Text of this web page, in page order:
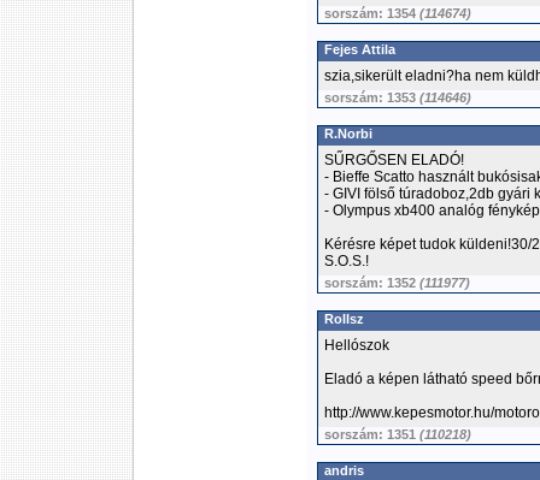
sorszám: 1354 (114674)
Fejes Attila
szia,sikerült eladni?ha nem
sorszám: 1353 (114646)
R.Norbi
SŰRGŐSEN ELADÓ!
- Bieffe Scatto használt
- GIVI fölső túradoboz,2db gyári
- Olympus xb400 analóg
Kérésre képet tudok küldeni!30/
S.O.S.!
sorszám: 1352 (111977)
Rollsz
Hellószok
Eladó a képen látható speed
http://www.kepesmotor.hu/
sorszám: 1351 (110218)
andris